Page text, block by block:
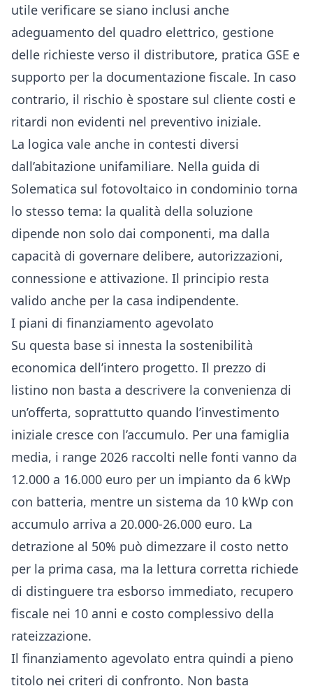
utile verificare se siano inclusi anche
adeguamento del quadro elettrico, gestione
delle richieste verso il distributore, pratica GSE e
supporto per la documentazione fiscale. In caso
contrario, il rischio è spostare sul cliente costi e
ritardi non evidenti nel preventivo iniziale.
La logica vale anche in contesti diversi
dall’abitazione unifamiliare. Nella guida di
Solematica sul fotovoltaico in condominio torna
lo stesso tema: la qualità della soluzione
dipende non solo dai componenti, ma dalla
capacità di governare delibere, autorizzazioni,
connessione e attivazione. Il principio resta
valido anche per la casa indipendente.
I piani di finanziamento agevolato
Su questa base si innesta la sostenibilità
economica dell’intero progetto. Il prezzo di
listino non basta a descrivere la convenienza di
un’offerta, soprattutto quando l’investimento
iniziale cresce con l’accumulo. Per una famiglia
media, i range 2026 raccolti nelle fonti vanno da
12.000 a 16.000 euro per un impianto da 6 kWp
con batteria, mentre un sistema da 10 kWp con
accumulo arriva a 20.000-26.000 euro. La
detrazione al 50% può dimezzare il costo netto
per la prima casa, ma la lettura corretta richiede
di distinguere tra esborso immediato, recupero
fiscale nei 10 anni e costo complessivo della
rateizzazione.
Il finanziamento agevolato entra quindi a pieno
titolo nei criteri di confronto. Non basta